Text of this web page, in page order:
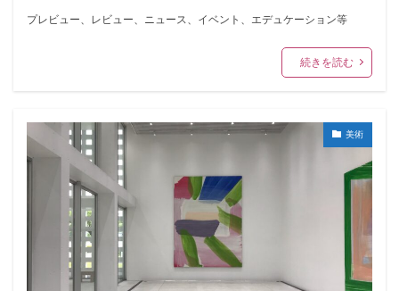
プレビュー、レビュー、ニュース、イベント、エデュケーション等
続きを読む
美術